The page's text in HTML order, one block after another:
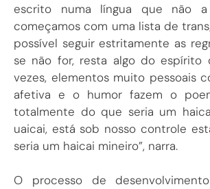
escrito numa língua que não a
começamos com uma lista de
possível seguir estritamente as
se não for, resta algo do espírito
vezes, elementos muito pessoais
afetiva e o humor fazem o
totalmente do que seria um haicai
uaicai, está sob nosso controle
seria um haicai mineiro”, narra.
O processo de